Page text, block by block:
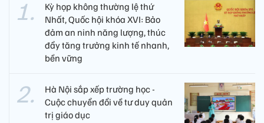
Kỳ họp không thường lệ thứ
Nhất, Quốc hội khóa XVI: Bảo
đảm an ninh năng lượng, thúc
đẩy tăng trưởng kinh tế nhanh,
bền vững
Hà Nội sắp xếp trường học -
Cuộc chuyển đổi về tư duy quản
trị giáo dục